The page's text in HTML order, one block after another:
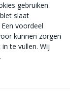
gebruiken.
slaat
voordeel
kunnen zorgen
te vullen. Wij